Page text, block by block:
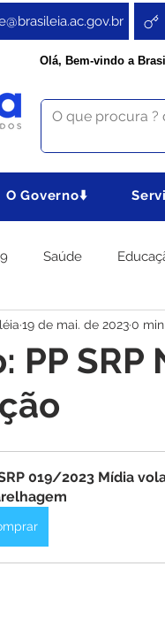
Olá, Bem-vindo a
O Governo⬇️
Saúde
Gabinete Agricultura
de Esclarecimento
PP
19 de mai. de 20230
019/2023 Mídia